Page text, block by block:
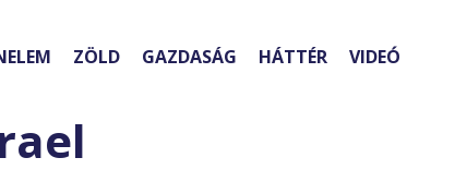
ZÖLD GAZDASÁG HÁTTÉR VIDEÓ